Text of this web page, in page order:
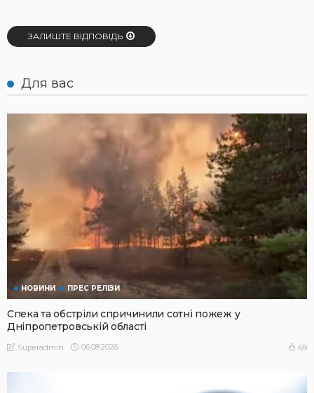
ЗАЛИШТЕ ВІДПОВІДЬ
Для вас
НОВИНИ ПРЕС РЕЛІЗИ
Спека та обстріли спричинили сотні пожеж у
Дніпропетровській області
Superadmin 06.08.2026 69